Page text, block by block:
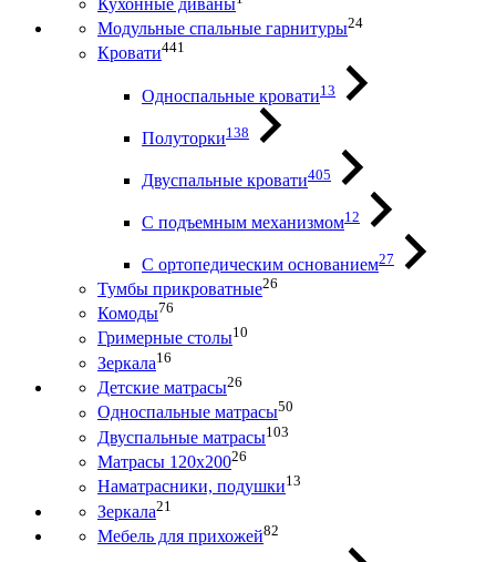
Кухонные диваны
Модульные спальные гарнитуры24
Кровати441
Односпальные кровати13
Полуторки138
Двуспальные кровати405
С подъемным механизмом12
С ортопедическим основанием27
Тумбы прикроватные26
Комоды76
Гримерные столы10
Зеркала16
Детские матрасы26
Односпальные матрасы50
Двуспальные матрасы103
Матрасы 120х20026
Наматрасники, подушки13
Зеркала21
Мебель для прихожей82